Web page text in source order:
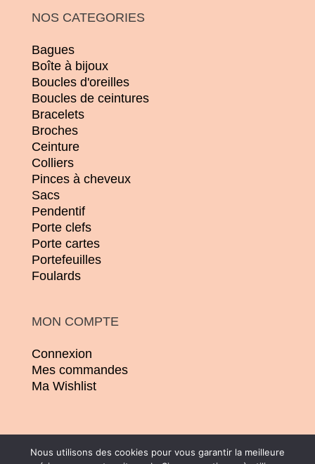
NOS CATEGORIES
Bagues
Boîte à bijoux
Boucles d'oreilles
Boucles de ceintures
Bracelets
Broches
Ceinture
Colliers
Pinces à cheveux
Sacs
Pendentif
Porte clefs
Porte cartes
Portefeuilles
Foulards
MON COMPTE
Connexion
Mes commandes
Ma Wishlist
Nous utilisons des cookies pour vous garantir la meilleure